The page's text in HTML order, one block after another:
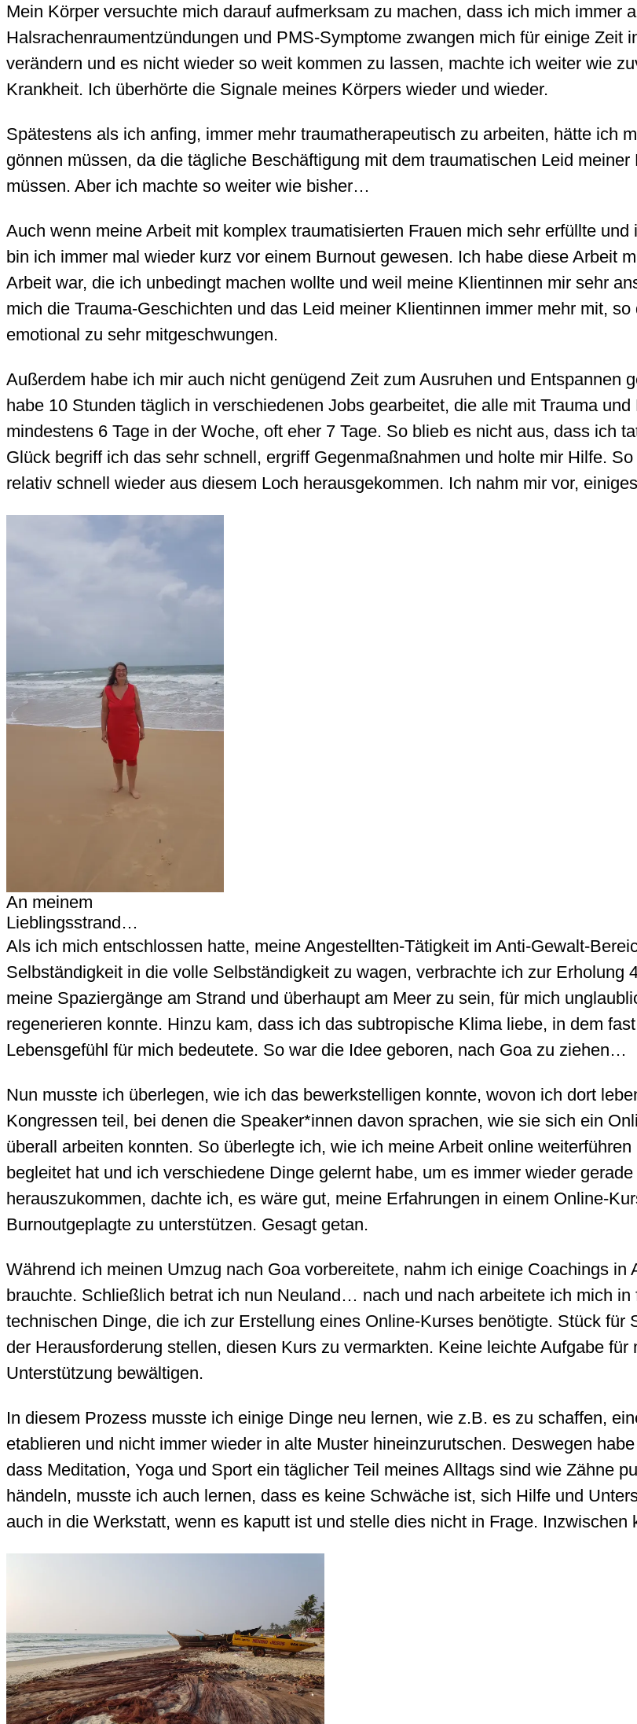
Mein Körper versuchte mich darauf aufmerksam zu machen, dass ich mich immer
Halsrachenraumentzündungen und PMS-Symptome zwangen mich für einige Zeit
verändern und es nicht wieder so weit kommen zu lassen, machte ich weiter wie
Krankheit. Ich überhörte die Signale meines Körpers wieder und wieder.
Spätestens als ich anfing, immer mehr traumatherapeutisch zu arbeiten, hätte ich
gönnen müssen, da die tägliche Beschäftigung mit dem traumatischen Leid
müssen. Aber ich machte so weiter wie bisher…
Auch wenn meine Arbeit mit komplex traumatisierten Frauen mich sehr erfüllte
bin ich immer mal wieder kurz vor einem Burnout gewesen. Ich habe diese Arbeit
Arbeit war, die ich unbedingt machen wollte und weil meine Klientinnen mir sehr
mich die Trauma-Geschichten und das Leid meiner Klientinnen immer mehr mit,
emotional zu sehr mitgeschwungen.
Außerdem habe ich mir auch nicht genügend Zeit zum Ausruhen und Entspannen
habe 10 Stunden täglich in verschiedenen Jobs gearbeitet, die alle mit Trauma
mindestens 6 Tage in der Woche, oft eher 7 Tage. So blieb es nicht aus, dass ich
Glück begriff ich das sehr schnell, ergriff Gegenmaßnahmen und holte mir Hilfe.
relativ schnell wieder aus diesem Loch herausgekommen. Ich nahm mir vor,
An meinem
Lieblingsstrand…
Als ich mich entschlossen hatte, meine Angestellten-Tätigkeit im Anti-Gewalt-
Selbständigkeit in die volle Selbständigkeit zu wagen, verbrachte ich zur
meine Spaziergänge am Strand und überhaupt am Meer zu sein, für mich
regenerieren konnte. Hinzu kam, dass ich das subtropische Klima liebe, in dem
Lebensgefühl für mich bedeutete. So war die Idee geboren, nach Goa zu ziehen…
Nun musste ich überlegen, wie ich das bewerkstelligen konnte, wovon ich dort
Kongressen teil, bei denen die Speaker*innen davon sprachen, wie sie sich ein
überall arbeiten konnten. So überlegte ich, wie ich meine Arbeit online
begleitet hat und ich verschiedene Dinge gelernt habe, um es immer wieder
herauszukommen, dachte ich, es wäre gut, meine Erfahrungen in einem Online-
Burnoutgeplagte zu unterstützen. Gesagt getan.
Während ich meinen Umzug nach Goa vorbereitete, nahm ich einige Coachings
brauchte. Schließlich betrat ich nun Neuland… nach und nach arbeitete ich mich
technischen Dinge, die ich zur Erstellung eines Online-Kurses benötigte. Stück
der Herausforderung stellen, diesen Kurs zu vermarkten. Keine leichte Aufgabe
Unterstützung bewältigen.
In diesem Prozess musste ich einige Dinge neu lernen, wie z.B. es zu schaffen,
etablieren und nicht immer wieder in alte Muster hineinzurutschen. Deswegen
dass Meditation, Yoga und Sport ein täglicher Teil meines Alltags sind wie Zähne
händeln, musste ich auch lernen, dass es keine Schwäche ist, sich Hilfe und
auch in die Werkstatt, wenn es kaputt ist und stelle dies nicht in Frage.